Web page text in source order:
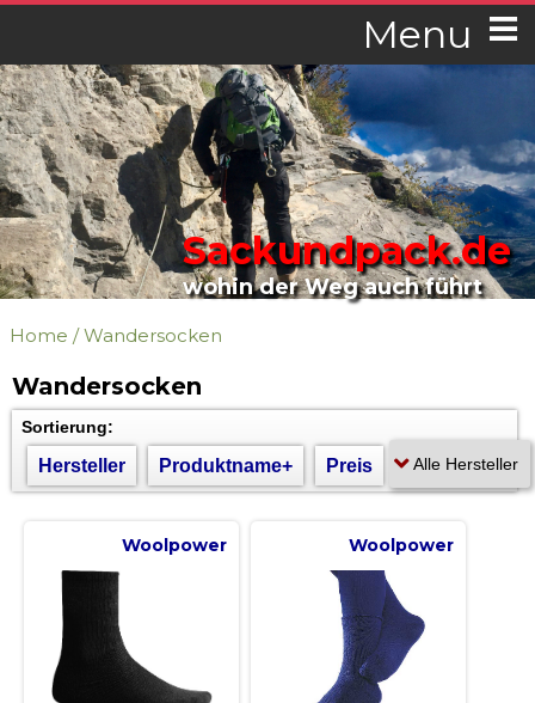
Menu
Sackundpack.de
wohin der Weg auch führt
Home /Wandersocken
Wandersocken
Sortierung:
Hersteller Produktname+ Preis
Woolpower Woolpower